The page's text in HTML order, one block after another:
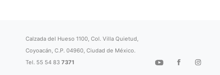
Calzada del Hueso 1100, Col. Villa Quietud,
Coyoacán, C.P. 04960, Ciudad de México.
Tel. 55 54 837371